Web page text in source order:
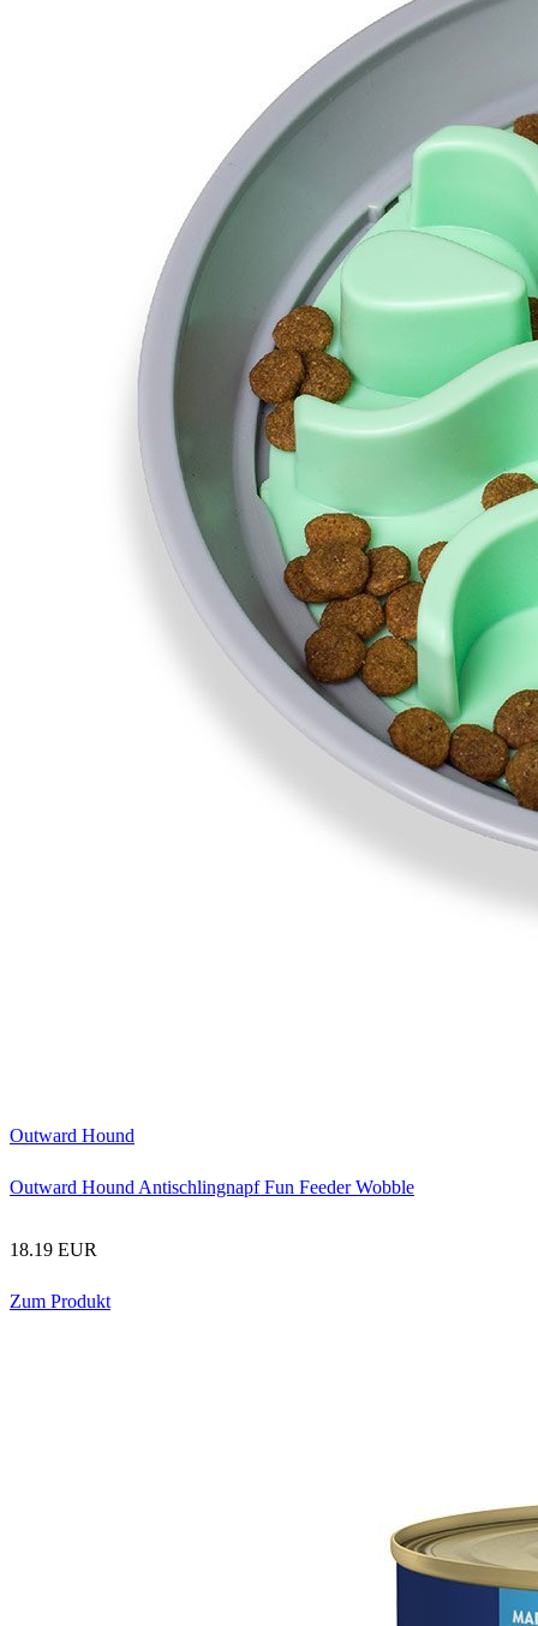
Outward Hound
Outward Hound Antischlingnapf Fun Feeder Wobble
18.19 EUR
Zum Produkt